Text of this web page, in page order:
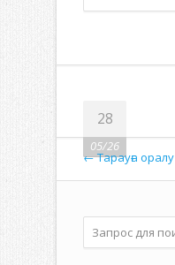
28
05/26
← Тарауға оралу